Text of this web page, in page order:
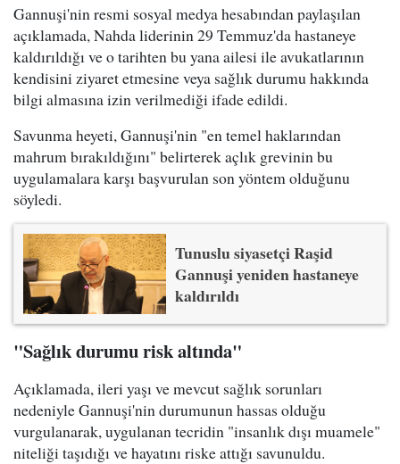
Gannuşi'nin resmi sosyal medya hesabından paylaşılan
açıklamada, Nahda liderinin 29 Temmuz'da hastaneye
kaldırıldığı ve o tarihten bu yana ailesi ile avukatlarının
kendisini ziyaret etmesine veya sağlık durumu hakkında
bilgi almasına izin verilmediği ifade edildi.
Savunma heyeti, Gannuşi'nin "en temel haklarından
mahrum bırakıldığını" belirterek açlık grevinin bu
uygulamalara karşı başvurulan son yöntem olduğunu
söyledi.
Tunuslu siyasetçi Raşid
Gannuşi yeniden hastaneye
kaldırıldı
"Sağlık durumu risk altında"
Açıklamada, ileri yaşı ve mevcut sağlık sorunları
nedeniyle Gannuşi'nin durumunun hassas olduğu
vurgulanarak, uygulanan tecridin "insanlık dışı muamele"
niteliği taşıdığı ve hayatını riske attığı savunuldu.